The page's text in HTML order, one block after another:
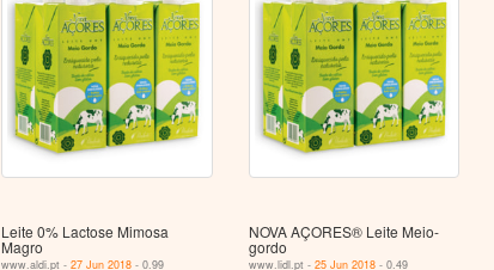
Leite 0% Lactose Mimosa
Magro
www.aldi.pt - 27 Jun 2018- 0.99
NOVA AÇORES® Leite Meio-
gordo
www.lidl.pt - 25 Jun 2018- 0.49